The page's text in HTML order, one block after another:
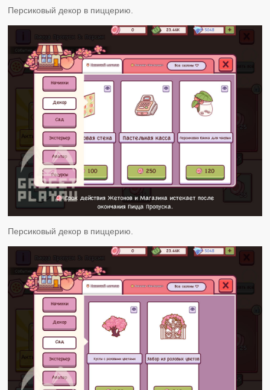
Персиковый декор в пиццерию.
Персиковый декор в пиццерию.